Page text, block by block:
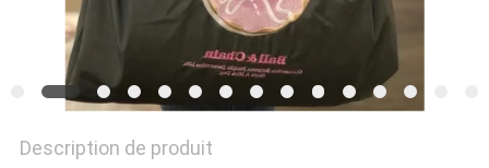
Description de produit